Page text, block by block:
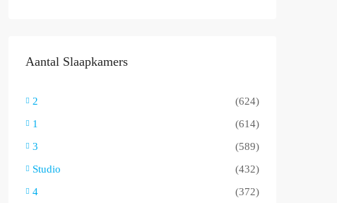
Aantal Slaapkamers
2
(624)
1
(614)
3
(589)
Studio
(432)
4
(372)